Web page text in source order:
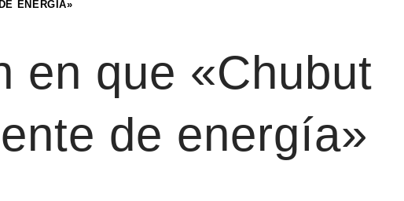
ENERGÍA»
en que «Chubut
de energía»